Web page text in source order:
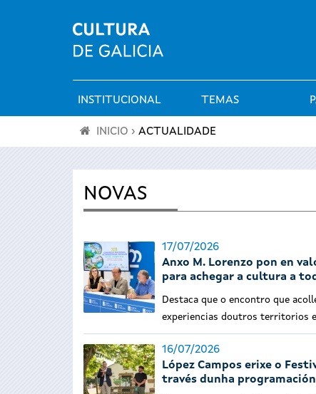
Menú
principal
INSTITUCIONAL TEMAS
está
INICIO › ACTUALIDADE
NOVAS
17/07/2026
Anxo M. Lorenzo pon en
para achegar a cultura a
Destaca que o encontro que
experiencias doutros territorios
16/07/2026
López Campos erixe o
través dunha